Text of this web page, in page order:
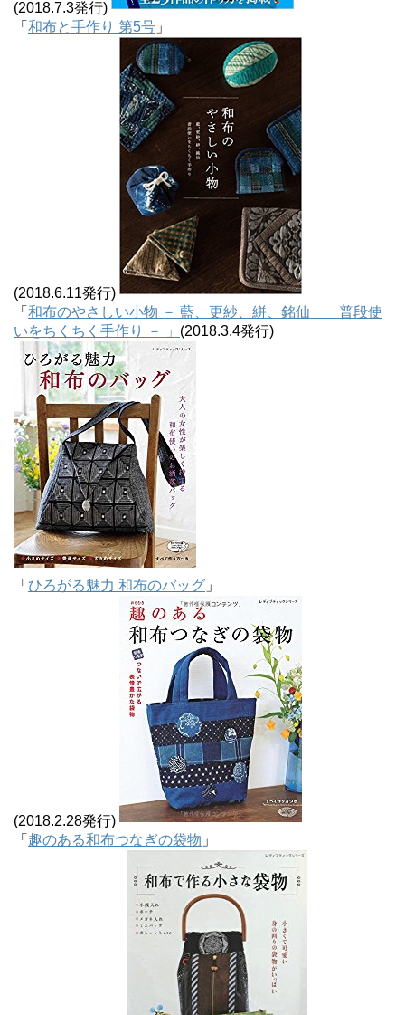
(2018.7.3発行)
「 和布と手作り 第5号 」
(2018.6.11発行)
「 和布のやさしい小物 － 藍、更紗、絣、銘仙 普段使
いをちくちく手作り － 」 (2018.3.4発行)
「 ひろがる魅力 和布のバッグ 」
(2018.2.28発行)
「 趣のある和布つなぎの袋物 」